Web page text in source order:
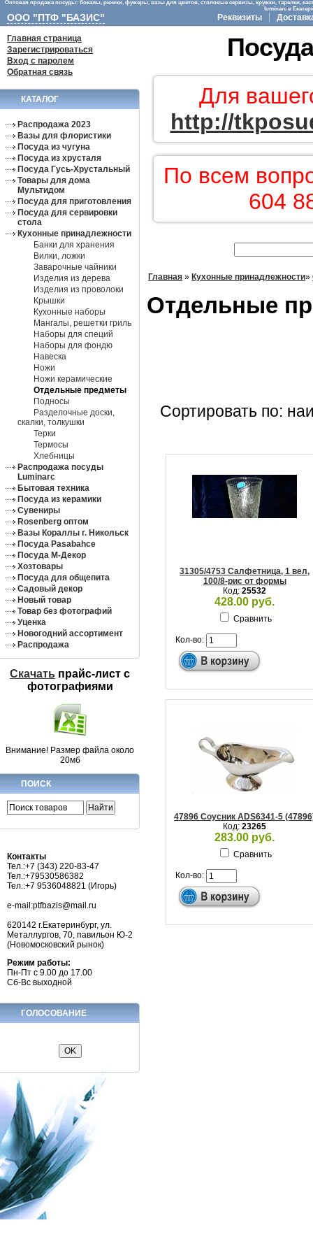
Оптовая продажа посуды: бокалы, рюмки, фужеры, вазы для цветов, столовые сервизы, кружки, тарелки,
luminarc в
ООО "ПТФ "БАЗИС" Реквизиты
Главная страница
Зарегистрироваться
Вход с паролем
Обратная связь
КАТАЛОГ
Распродажа 2023
Вазы для флористики
Посуда из чугуна
Посуда из хрусталя
Посуда Гусь-Хрустальный
Товары для дома
Мультидом
Посуда для приготовления
Посуда для сервировки
стола
Кухонные принадлежности
Банки для хранения
Вилки, ложки
Заварочные чайники
Изделия из дерева
Изделия из проволоки
Крышки
Кухонные наборы
Мангалы, решетки гриль
Наборы для специй
Наборы для фондю
Навеска
Ножи
Ножи керамические
Отдельные предметы
Подносы
Разделочные доски,
скалки, толкушки
Терки
Термосы
Хлебницы
Распродажа посуды
Luminarc
Бытовая техника
Посуда из керамики
Сувениры
Rosenberg оптом
Вазы Кораллы г. Никольск
Посуда Pasabahce
Посуда М-Декор
Хозтовары
Посуда для общепита
Садовый декор
Новый товар
Товар без фотографий
Уценка
Новогодний ассортимент
Распродажа
Скачать прайс-лист c
фотографиями
Внимание! Размер файла около
20мб
ПОИСК
Контакты
Тел.:+7 (343) 220-83-47
Тел.:+79530586382
Тел.:+7 9536048821 (Игорь)
e-mail:ptfbazis@mail.ru
620142 г.Екатеринбург, ул.
Металлургов, 70, павильон Ю-2
(Новомосковский рынок)
Режим работы:
Пн-Пт с 9.00 до 17.00
Сб-Вс выходной
ГОЛОСОВАНИЕ
Для
http://
По всем
604
Главная » Кухонные принадлежности»
Отдельные
Сортировать по:
31305/4753 Салфетница, 1 вел,
100/8-рис от формы
Код: 25532
428.00 руб.
Сравнить
Кол-во:
47896 Соусник ADS6341-5
Код: 23265
283.00 руб.
Сравнить
Кол-во: